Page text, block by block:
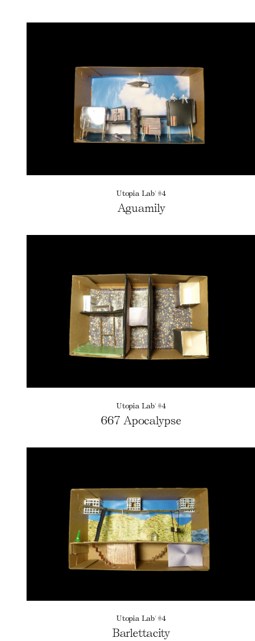
Utopia Lab' #4
Aguamily
Utopia Lab' #4
667 Apocalypse
Utopia Lab' #4
Barlettacity